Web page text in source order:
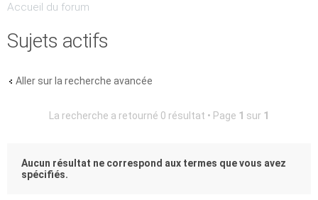
Accueil du forum
Sujets actifs
Aller sur la recherche avancée
La recherche a retourné 0 résultat • Page 1 sur 1
Aucun résultat ne correspond aux termes que vous avez
spécifiés.